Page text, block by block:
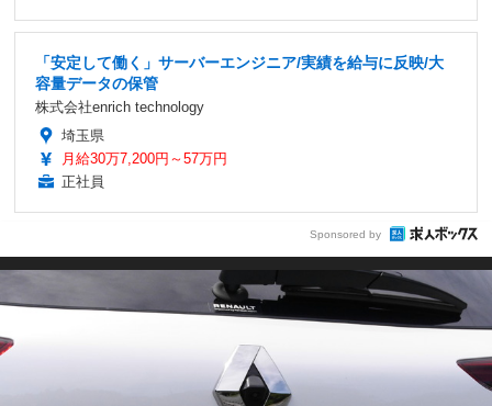
「安定して働く」サーバーエンジニア/実績を給与に反映/大
容量データの保管
株式会社enrich technology
埼玉県
月給30万7,200円～57万円
正社員
Sponsored by